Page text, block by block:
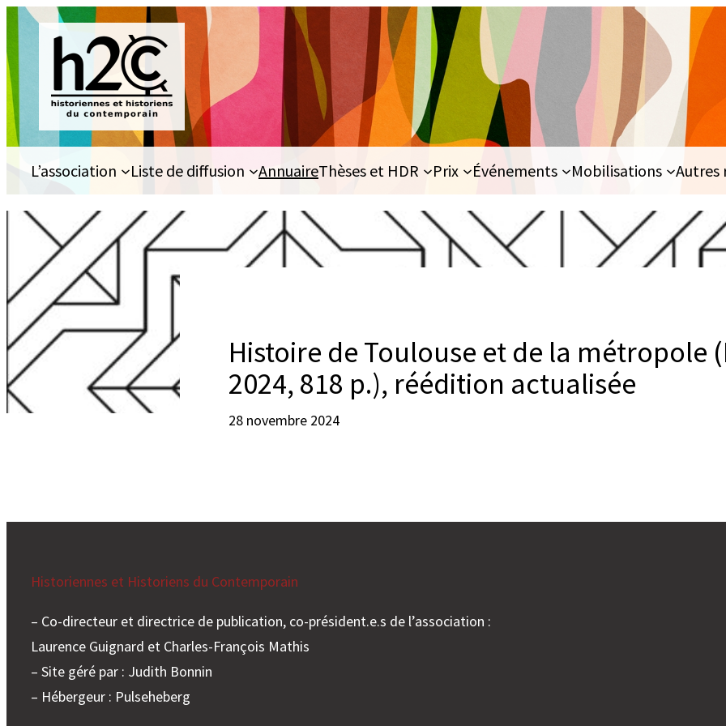
Aller
au
contenu
L’association Liste de diffusion AnnuaireThèses et HDR Prix Événements Mobilisations Autres
Histoire de Toulouse et de la métropole
2024, 818 p.), réédition actualisée
28 novembre 2024
Historiennes et Historiens du Contemporain
– Co-directeur et directrice de publication, co-président.e.s de l’association :
Laurence Guignard et Charles-François Mathis
– Site géré par : Judith Bonnin
– Hébergeur : Pulseheberg